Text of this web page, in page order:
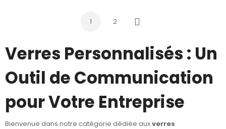
1 2
Suivant
Verres Personnalisés : Un
Outil de Communication
pour Votre Entreprise
Bienvenue dans notre catégorie dédiée auxverres